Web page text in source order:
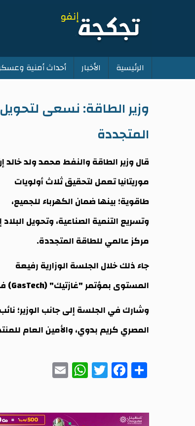
Main
navigation
الرئيسية الأخبار أحداث أمنية
وزير الطاقة: نسعى
المتجددة
قال وزير الطاقة والنفط محمد ولد خالد
موريتانيا تعمل لتحقيق ثلاث أولويات
طاقوية؛ بينها ضمان الكهرباء للجميع،
وتسريع التنمية الصناعية، وتحويل البلاد
مركز عالمي للطاقة المتجددة.
جاء ذلك خلال الجلسة الوزارية رفيعة
المستوى بمؤتمر "غازتيك" (GasTech) في ميلانو يوم الثلاثاء.
وشارك في الجلسة إلى جانب الوزير؛
المصري كريم بدوي، والأمين العام
Share
Facebook
Twitter
WhatsApp